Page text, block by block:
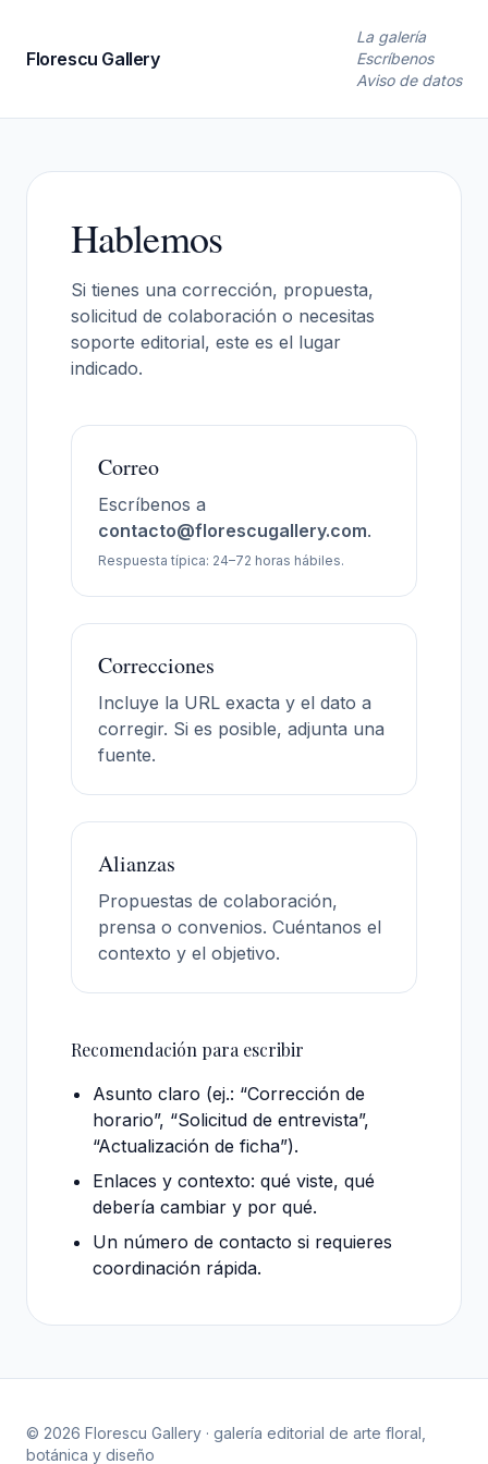
Florescu Gallery
La galería
Escríbenos
Aviso de datos
Hablemos
Si tienes una corrección, propuesta,
solicitud de colaboración o necesitas
soporte editorial, este es el lugar
indicado.
Correo
Escríbenos a
contacto@florescugallery.com.
Respuesta típica: 24–72 horas hábiles.
Correcciones
Incluye la URL exacta y el dato a
corregir. Si es posible, adjunta una
fuente.
Alianzas
Propuestas de colaboración,
prensa o convenios. Cuéntanos el
contexto y el objetivo.
Recomendación para escribir
Asunto claro (ej.: “Corrección de
horario”, “Solicitud de entrevista”,
“Actualización de ficha”).
Enlaces y contexto: qué viste, qué
debería cambiar y por qué.
Un número de contacto si requieres
coordinación rápida.
© 2026 Florescu Gallery · galería editorial de arte floral,
botánica y diseño